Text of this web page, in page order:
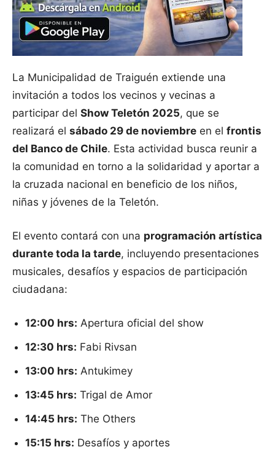
La Municipalidad de Traiguén extiende una
invitación a todos los vecinos y vecinas a
participar del Show Teletón 2025, que se
realizará el sábado 29 de noviembre en el frontis
del Banco de Chile. Esta actividad busca reunir a
la comunidad en torno a la solidaridad y aportar a
la cruzada nacional en beneficio de los niños,
niñas y jóvenes de la Teletón.
El evento contará con una programación artística
durante toda la tarde, incluyendo presentaciones
musicales, desafíos y espacios de participación
ciudadana:
12:00 hrs: Apertura oficial del show
12:30 hrs: Fabi Rivsan
13:00 hrs: Antukimey
13:45 hrs: Trigal de Amor
14:45 hrs: The Others
15:15 hrs: Desafíos y aportes